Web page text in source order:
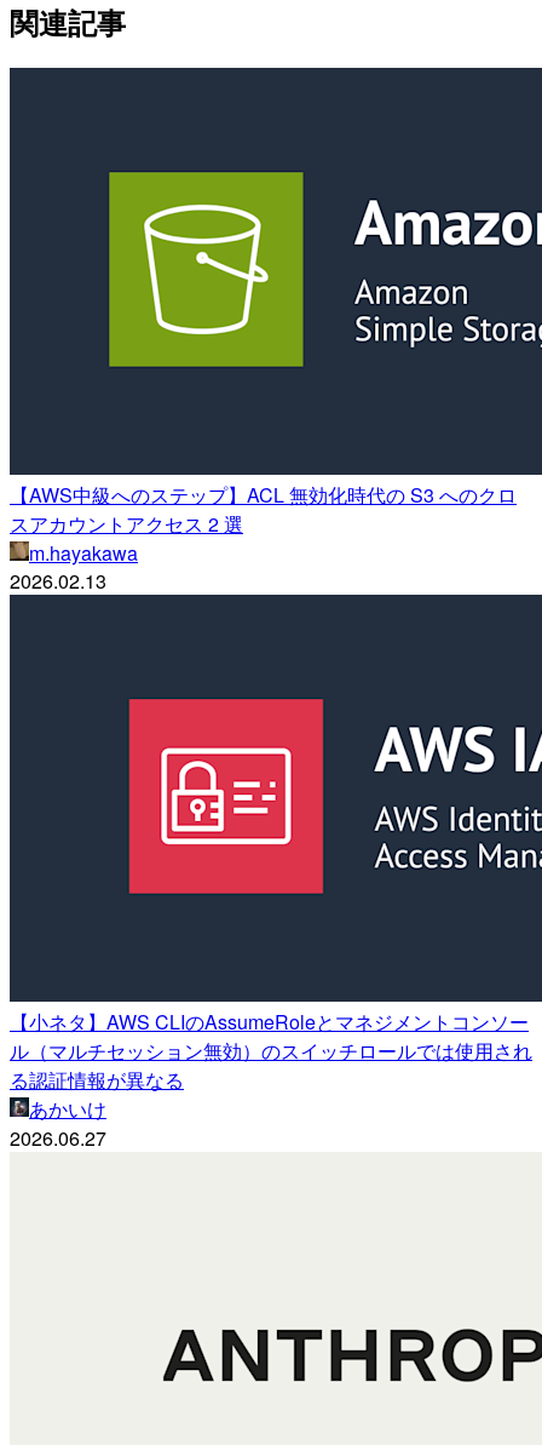
関連記事
【AWS中級へのステップ】ACL 無効化時代の S3 へのクロ
スアカウントアクセス 2 選
m.hayakawa
2026.02.13
【小ネタ】AWS CLIのAssumeRoleとマネジメントコンソー
ル（マルチセッション無効）のスイッチロールでは使用され
る認証情報が異なる
あかいけ
2026.06.27